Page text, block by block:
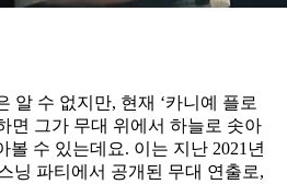
알 수 없지만, 현재 ‘카니예 플로
면 그가 무대 위에서 하늘로 솟아
볼 수 있는데요. 이는 지난 2021년
닝 파티에서 공개된 무대 연출로,